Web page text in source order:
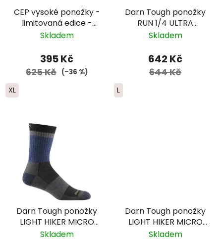
CEP vysoké ponožky -
limitovaná edice -
pánské - černá/
Skladem
395 Kč
625 Kč (–36 %)
XL
Darn Tough ponožky
RUN 1/4 ULTRA
Lightweight Merino -
Skladem
642 Kč
644 Kč
L
Darn Tough ponožky
LIGHT HIKER MICRO
CREW Lightweight
Skladem
Darn Tough ponožky
LIGHT HIKER MICRO
CREW Lightweight
Skladem